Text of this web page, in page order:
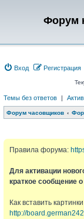
Форум
Вход Регистрация
Темы без ответов |
Форум часовщиков
Правила форума:
Для активации
краткое сообщение
Как вставить
http://